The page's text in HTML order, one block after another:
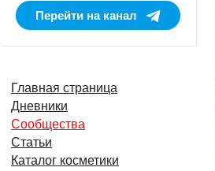
Перейти на канал
Главная страница
Дневники
Сообщества
Статьи
Каталог косметики